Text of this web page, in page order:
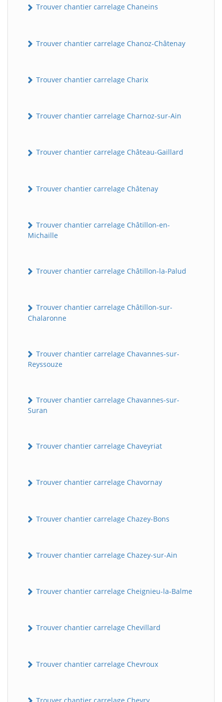
Trouver chantier carrelage Chaneins
Trouver chantier carrelage Chanoz-Châtenay
Trouver chantier carrelage Charix
Trouver chantier carrelage Charnoz-sur-Ain
Trouver chantier carrelage Château-Gaillard
Trouver chantier carrelage Châtenay
Trouver chantier carrelage Châtillon-en-
Michaille
Trouver chantier carrelage Châtillon-la-Palud
Trouver chantier carrelage Châtillon-sur-
Chalaronne
Trouver chantier carrelage Chavannes-sur-
Reyssouze
Trouver chantier carrelage Chavannes-sur-
Suran
Trouver chantier carrelage Chaveyriat
Trouver chantier carrelage Chavornay
Trouver chantier carrelage Chazey-Bons
Trouver chantier carrelage Chazey-sur-Ain
Trouver chantier carrelage Cheignieu-la-Balme
Trouver chantier carrelage Chevillard
Trouver chantier carrelage Chevroux
BatiWebPro